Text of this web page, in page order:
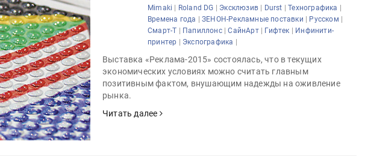
Mimaki | Roland DG | Эксклюзив | Durst |Технографика |
Времена года |ЗЕНОН-Рекламные поставки | Русском |
Смарт-Т | Папиллонс|СайнАрт| Гифтек | Инфинити-
принтер | Экспографика |
Выставка «Реклама-2015» состоялась, что в текущих
экономических условиях можно считать главным
позитивным фактом, внушающим надежды на оживление
рынка.
Читать далее
полноцветный гибридный УФ/3D-
принтер G1X
Росприроднадзор запускает
«Калькулятор утилизации»
«Дубль В» расширяет ассортимент
фольги для горячего тиснения
полноцветный гибридный УФ/3D-
принтер G1X
Росприроднадзор запускает
«Калькулятор утилизации»